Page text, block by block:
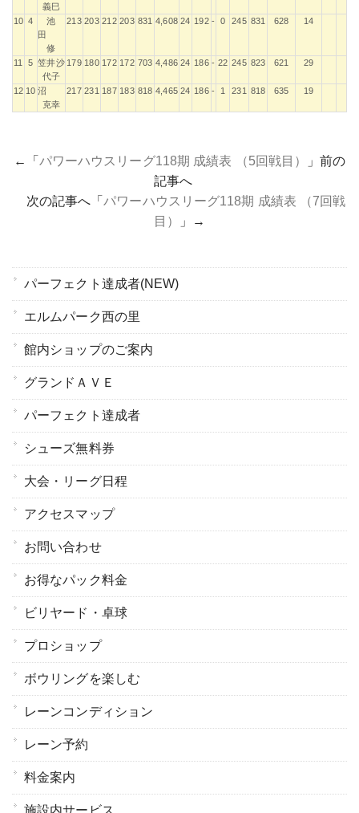
義巳
10 4
池
田
修
213 203 212 203 831 4,608 24 192 - 0 245 831 628 14
11 5 笠井沙
代子
179 180 172 172 703 4,486 24 186 - 22 245 823 621 29
12 10 沼
克幸
217 231 187 183 818 4,465 24 186 - 1 231 818 635 19
←「 パワーハウスリーグ118期 成績表 （5回戦目）
」前の
記事へ
次の記事へ「パワーハウスリーグ118期 成績表 （7回戦
目）
」→
パーフェクト達成者(NEW)
エルムパーク西の里
館内ショップのご案内
グランドＡＶＥ
パーフェクト達成者
シューズ無料券
大会・リーグ日程
アクセスマップ
お問い合わせ
お得なパック料金
ビリヤード・卓球
プロショップ
ボウリングを楽しむ
レーンコンディション
レーン予約
料金案内
施設内サービス